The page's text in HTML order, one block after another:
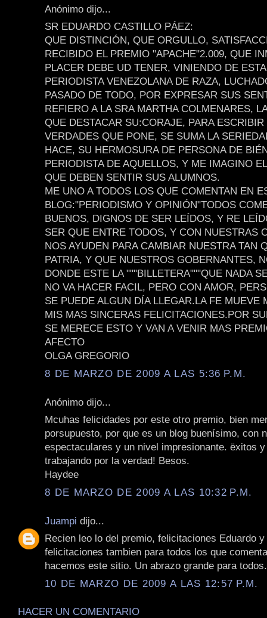
Anónimo dijo...
SR EDUARDO CASTILLO PÁEZ:
QUE DISTINCIÓN, QUE ORGULLO,
RECIBIDO EL PREMIO "APACHE"2.009, QUE
PLACER DEBE UD TENER, VINIENDO DE
PERIODISTA VENEZOLANA DE RAZA,
PASADO DE TODO, POR EXPRESAR SUS
REFIERO A LA SRA MARTHA COLMENARES,
QUE DESTACAR SU:CORAJE, PARA
VERDADES QUE PONE, SE SUMA LA
HACE, SU HERMOSURA DE PERSONA DE
PERIODISTA DE AQUELLOS, Y ME IMAGINO
QUE DEBEN SENTIR SUS ALUMNOS.
ME UNO A TODOS LOS QUE COMENTAN EN
BLOG:"PERIODISMO Y OPINIÓN"TODOS
BUENOS, DIGNOS DE SER LEÍDOS, Y RE
SER QUE ENTRE TODOS, Y CON NUESTRAS
NOS AYUDEN PARA CAMBIAR NUESTRA TAN
PATRIA, Y QUE NUESTROS GOBERNANTES,
DONDE ESTE LA """BILLETERA"""QUE NADA
NO VA HACER FACIL, PERO CON AMOR,
SE PUEDE ALGUN DÍA LLEGAR.LA FE MUEVE
MIS MAS SINCERAS FELICITACIONES.POR
SE MERECE ESTO Y VAN A VENIR MAS
AFECTO
OLGA GREGORIO
8 DE MARZO DE 2009 A LAS 5:36 P.M.
Anónimo dijo...
Mcuhas felicidades por este otro premio, bien
porsupuesto, por que es un blog buenísimo, con
espectaculares y un nivel impresionante. ëxitos
trabajando por la verdad! Besos.
Haydee
8 DE MARZO DE 2009 A LAS 10:32 P.M.
Juampi dijo...
Recien leo lo del premio, felicitaciones Eduardo
felicitaciones tambien para todos los que
hacemos este sitio. Un abrazo grande para todos.
10 DE MARZO DE 2009 A LAS 12:57 P.M.
HACER UN COMENTARIO